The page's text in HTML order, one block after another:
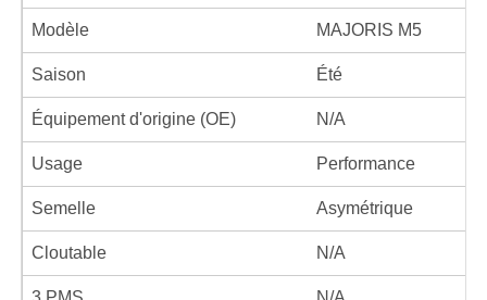
Modèle MAJORIS M5
Saison Été
Équipement d'origine (OE) N/A
Usage Performance
Semelle Asymétrique
Cloutable N/A